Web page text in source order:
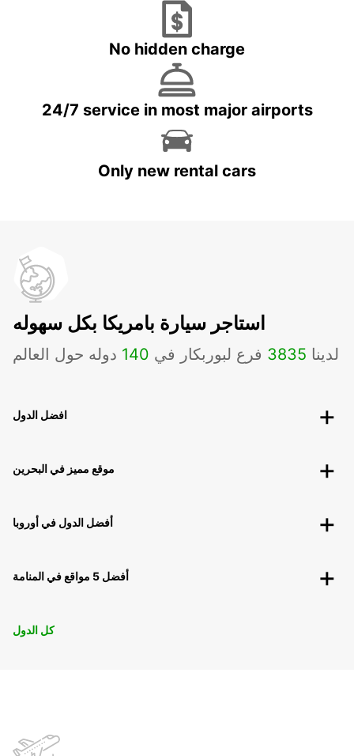
No hidden charge
24/7 service in most major airports
Only new rental cars
استاجر سيارة بامريكا بكل سهوله
لدينا 3835 فرع لبوربكار في 140 دوله حول العالم
افضل الدول
موقع مميز في البحرين
أفضل الدول في أوروبا
أفضل 5 مواقع في المنامة
كل الدول